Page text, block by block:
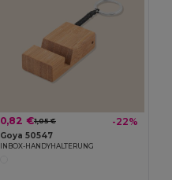
0,82 €1,05 € -22%
Goya 50547
INBOX-HANDYHALTERUNG